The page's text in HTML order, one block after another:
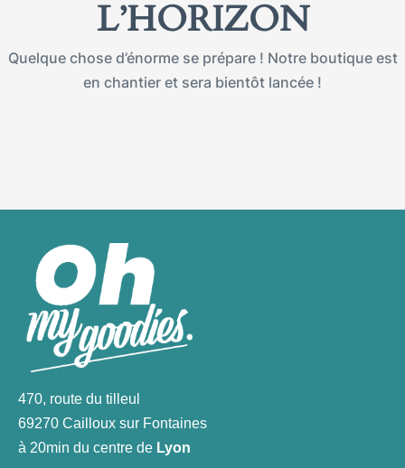
L’HORIZON
Quelque chose d’énorme se prépare ! Notre boutique est
en chantier et sera bientôt lancée !
470, route du tilleul
69270 Cailloux sur Fontaines
à 20min du centre de Lyon